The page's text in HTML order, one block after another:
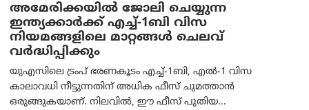
അമേരിക്കയില്‍ ജോലി ചെയ്യുന്ന
ഇന്ത്യക്കാർക്ക് എച്ച്-1ബി വിസ
നിയമങ്ങളിലെ മാറ്റങ്ങൾ ചെലവ്
വർദ്ധിപ്പിക്കും
യുഎസിലെ ട്രംപ് ഭരണകൂടം എച്ച്-1ബി, എൽ-1 വിസ
കാലാവധി നീട്ടുന്നതിന് അധിക ഫീസ് ചുമത്താൻ
ഒരുങ്ങുകയാണ്. നിലവിൽ, ഈ ഫീസ് പുതിയ...